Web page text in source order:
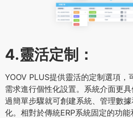
4.靈活定制：
YOOV PLUS提供靈活的定制選項，
需求進行個性化設置。系統介面更
過簡單步驟就可創建系統、管理數
化。相對於傳統ERP系統固定的功